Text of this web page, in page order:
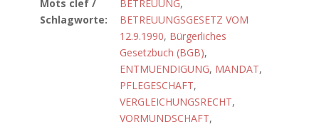
Mots clef /
Schlagworte:
BETREUUNG,
BETREUUNGSGESETZ VOM
12.9.1990, Bürgerliches
Gesetzbuch (BGB),
ENTMUENDIGUNG, MANDAT,
PFLEGESCHAFT,
VERGLEICHUNGSRECHT,
VORMUNDSCHAFT,